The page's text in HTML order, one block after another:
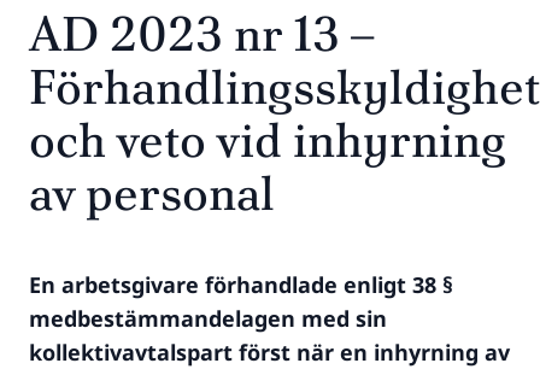
AD 2023 nr 13 –
Förhandlingsskyldighet
och veto vid inhyrning
av personal
En arbetsgivare förhandlade enligt 38 §
medbestämmandelagen med sin
kollektivavtalspart först när en inhyrning av